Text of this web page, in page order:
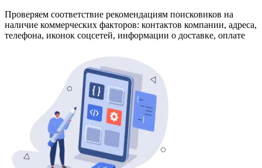
Проверяем соответствие рекомендациям поисковиков на
наличие коммерческих факторов: контактов компании, адреса,
телефона, иконок соцсетей, информации о доставке, оплате